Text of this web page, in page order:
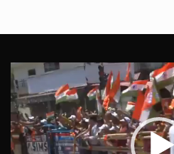
Video
Player